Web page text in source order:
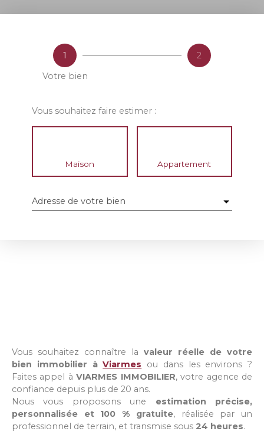
1
Votre bien
2
Vous souhaitez faire estimer :
Maison Appartement
Adresse de votre bien
Vous souhaitez connaître la valeur réelle de votre
bien immobilier àViarmes ou dans les environs ?
Faites appel àVIARMES IMMOBILIER, votre agence de
confiance depuis plus de 20 ans.
Nous vous proposons une estimation précise,
personnalisée et 100 % gratuite, réalisée par un
professionnel de terrain, et transmise sous 24 heures.